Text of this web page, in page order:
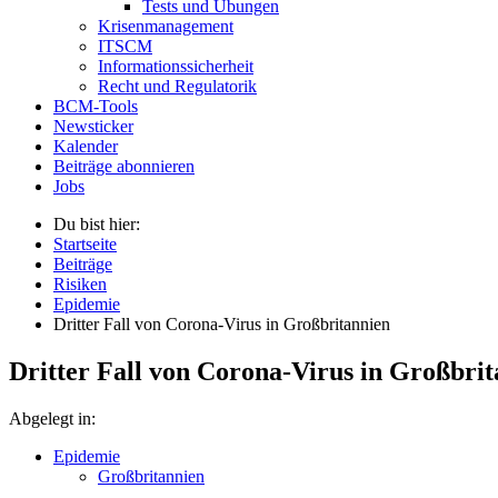
Tests und Übungen
Krisenmanagement
ITSCM
Informationssicherheit
Recht und Regulatorik
BCM-Tools
Newsticker
Kalender
Beiträge abonnieren
Jobs
Du bist hier:
Startseite
Beiträge
Risiken
Epidemie
Dritter Fall von Corona-Virus in Großbritannien
Dritter Fall von Corona-Virus in
Abgelegt in:
Epidemie
Großbritannien